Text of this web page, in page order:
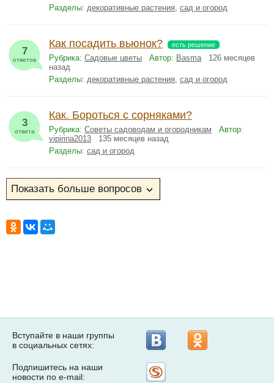
Разделы: декоративные растения, сад и огород
7
ответов
Как посадить вьюнок? есть решение
Рубрика: Садовые цветы Автор: Basma126 месяцев
назад
Разделы: декоративные растения, сад и огород
3
ответа
Как. Бороться с сорняками?
Рубрика: Советы садоводам и огородникам
Автор:
vipirina2013 135 месяцев назад
Разделы: сад и огород
Вступайте в наши группы
в социальных сетях:
Подпишитесь на наши
новости по e-mail: